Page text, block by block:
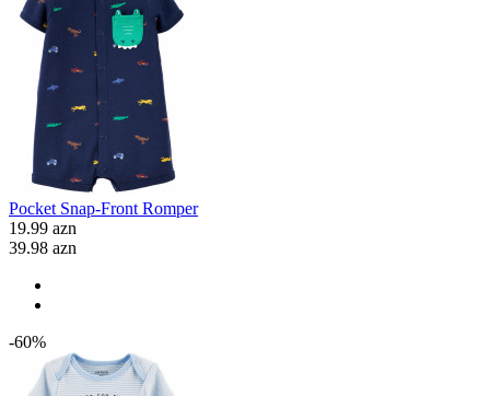
Pocket Snap-Front Romper
19.99 azn
39.98 azn
-60%